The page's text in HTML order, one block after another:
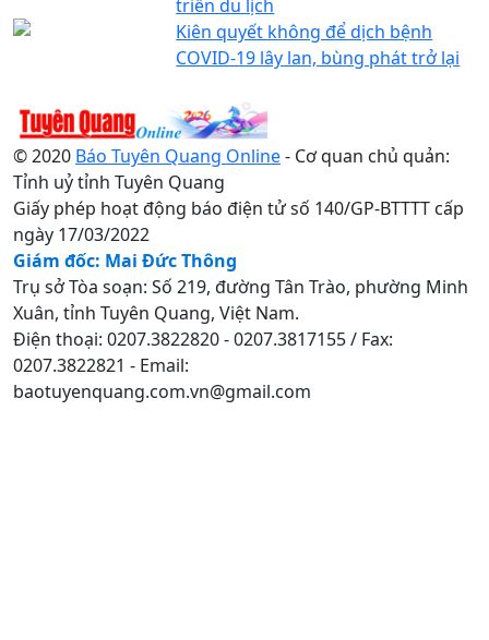
triển du lịch
Kiên quyết không để dịch bệnh
COVID-19 lây lan, bùng phát trở lại
© 2020 Báo Tuyên Quang Online- Cơ quan chủ quản:
Tỉnh uỷ tỉnh Tuyên Quang
Giấy phép hoạt động báo điện tử số 140/GP-BTTTT cấp
ngày 17/03/2022
Giám đốc: Mai Đức Thông
Trụ sở Tòa soạn: Số 219, đường Tân Trào, phường Minh
Xuân, tỉnh Tuyên Quang, Việt Nam.
Điện thoại: 0207.3822820 - 0207.3817155 / Fax:
0207.3822821 - Email:
baotuyenquang.com.vn@gmail.com